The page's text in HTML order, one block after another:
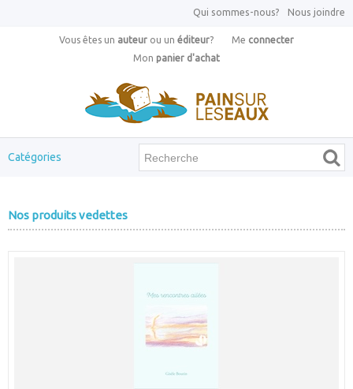
Qui sommes-nous? Nous joindre
Vous êtes un auteur ou un éditeur? Me connecter
Mon panier d'achat
Catégories
Nos produits vedettes